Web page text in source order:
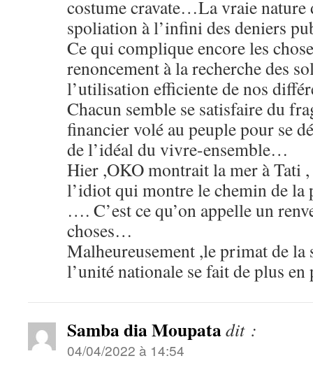
costume cravate…La vraie nature
spoliation à l’infini des deniers
Ce qui complique encore les
renoncement à la recherche des
l’utilisation efficiente de nos
Chacun semble se satisfaire du
financier volé au peuple pour se
de l’idéal du vivre-ensemble…
Hier ,OKO montrait la mer à Tati ,
l’idiot qui montre le chemin de la
…. C’est ce qu’on appelle un
choses…
Malheureusement ,le primat de
l’unité nationale se fait de plus
Samba dia Moupatadit :
04/04/2022 à 14:54